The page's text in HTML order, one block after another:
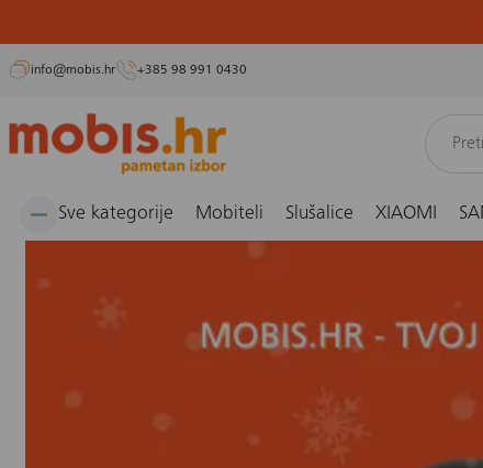
Preskoči
info@mobis.hr +385 98 991 0430
Sve kategorije Mobiteli Slušalice XIAOMI
Savjeti Gift Guide